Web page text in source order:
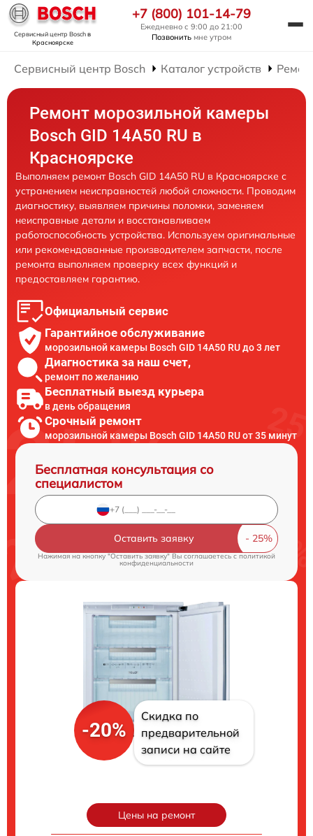
Сервисный центр Boschв
Красноярске
+7 (800) 101-14-79
Ежедневно с 9:00 до 21:00
Позвонить мне утром
Сервисный центр Bosch Каталог устройств
Ремонт морозильной камеры
Bosch GID 14A50 RU в
Красноярске
Выполняем ремонт Bosch GID 14A50 RU в Красноярске с
устранением неисправностей любой сложности. Проводим
диагностику, выявляем причины поломки, заменяем
неисправные детали и восстанавливаем
работоспособность устройства. Используем оригинальные
или рекомендованные производителем запчасти, после
ремонта выполняем проверку всех функций и
предоставляем гарантию.
Официальный сервис
Гарантийное обслуживание
морозильной камеры Bosch GID 14A50 RU до 3 лет
Диагностика за наш счет,
ремонт по желанию
Бесплатный выезд курьера
в день обращения
Срочный ремонт
морозильной камеры Bosch GID 14A50 RU от 35 минут
Бесплатная консультация со
специалистом
Оставить заявку
Нажимая на кнопку "Оставить заявку" Вы соглашаетесь cполитикой
конфиденциальности
-20%
Скидка по
предварительной
записи на сайте
Цены на ремонт